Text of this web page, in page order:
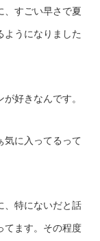
、すごい早さで夏
ようになりました
好きなんです。
気に入ってるって
、特にないだと話
てます。その程度